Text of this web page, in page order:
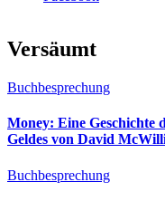
Versäumt
Buchbesprechung
Money: Eine Geschichte
Geldes von David
Buchbesprechung